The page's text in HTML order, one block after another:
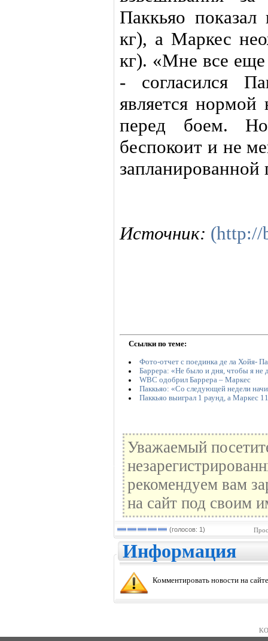
Паккьяо
кг), а Маркес
кг). «Мне все еще
- согласился
является нормой
перед боем.
беспокоит и не
запланированной
Источник: (http://
Ссылки по теме:
Фото-отчет с поединка де ла Хойя-
Баррера: «Не было и дня, чтобы я не
WBC одобрил Баррера – Маркес
Паккьяо: «Со следующей недели
Паккьяо выиграл 1 раунд, а Маркес
Уважаемый
рекомендуем вам
на сайт под своим
(голосов: 1)
Информация
Комментировать новости на